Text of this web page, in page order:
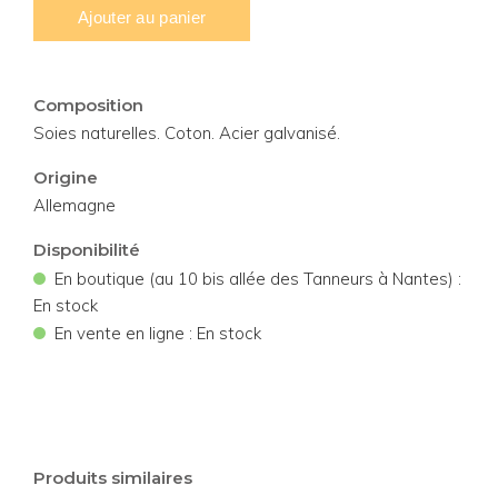
Composition
Soies naturelles. Coton. Acier galvanisé.
Origine
Allemagne
Disponibilité
• En boutique (au 10 bis allée des Tanneurs à Nantes) :
En stock
• En vente en ligne : En stock
Produits similaires